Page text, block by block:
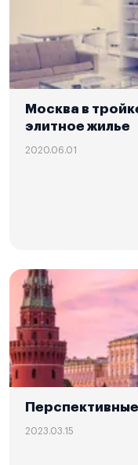
Москва в
элитное жилье
2020.06.01
2023.03.15